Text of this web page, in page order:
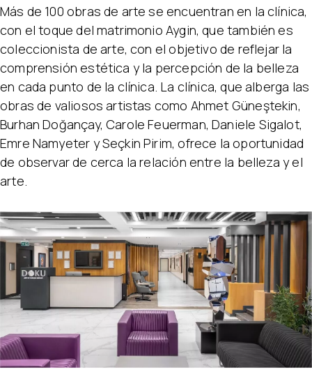
Más de 100 obras de arte se encuentran en la clínica,
con el toque del matrimonio Aygin, que también es
coleccionista de arte, con el objetivo de reflejar la
comprensión estética y la percepción de la belleza
en cada punto de la clínica. La clínica, que alberga las
obras de valiosos artistas como Ahmet Güneştekin,
Burhan Doğançay, Carole Feuerman, Daniele Sigalot,
Emre Namyeter y Seçkin Pirim, ofrece la oportunidad
de observar de cerca la relación entre la belleza y el
arte.